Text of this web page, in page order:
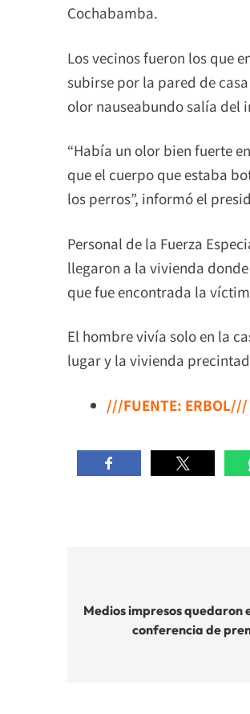
Cochabamba.
Los vecinos fueron los que
subirse por la pared de
olor nauseabundo salía del
“Había un olor bien fuerte
que el cuerpo que estaba
los perros”, informó el
Personal de la Fuerza
llegaron a la vivienda
que fue encontrada la
El hombre vivía solo en la
lugar y la vivienda
///FUENTE: ERBOL///
de
entradas
Medios impresos quedaron
conferencia de